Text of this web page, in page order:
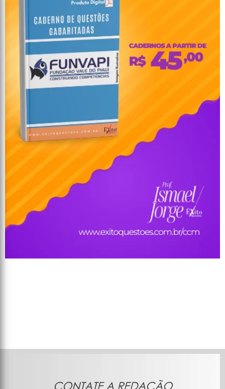
CONTATE A REDAÇÃO